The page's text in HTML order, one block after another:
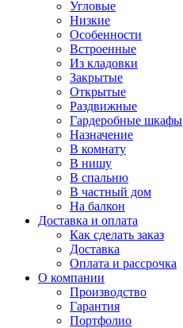
Угловые
Низкие
Особенности
Встроенные
Из кладовки
Закрытые
Открытые
Раздвижные
Гардеробные шкафы
Назначение
В комнату
В нишу
В спальню
В частный дом
На балкон
Доставка и оплата
Как сделать заказ
Доставка
Оплата и рассрочка
О компании
Производство
Гарантия
Портфолио